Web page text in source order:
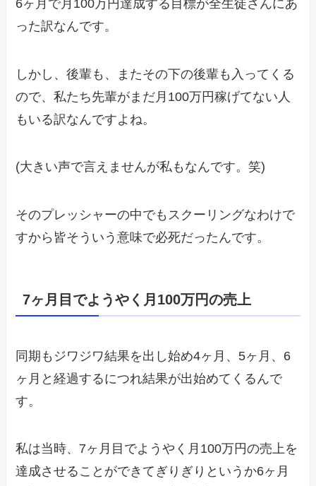
6ヶ月で月100万円達成する目標が全生徒さんにあ
った訳なんです。
しかし、後輩も、またその下の後輩も入ってくる
ので、私たち先輩がまだ月100万円稼げてない人
もいる訳なんですよね。
(大きい声で言えませんが私もなんです。笑)
そのプレッシャーの中でもスクーリングなわけで
すから皆そういう意味で必死だったんです。
7ヶ月目でようやく月100万円の売上
同期もジワジワ結果を出し始め4ヶ月、5ヶ月、6
ヶ月と経過するにつれ結果が出始めてくるんで
す。
私は当時、7ヶ月目でようやく月100万円の売上を
達成させることができてぎりぎりというか6ヶ月